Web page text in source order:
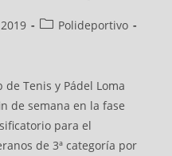
Polideportivo
Tenis y Pádel Loma
de semana en la fase
para el
de 3ª categoría por